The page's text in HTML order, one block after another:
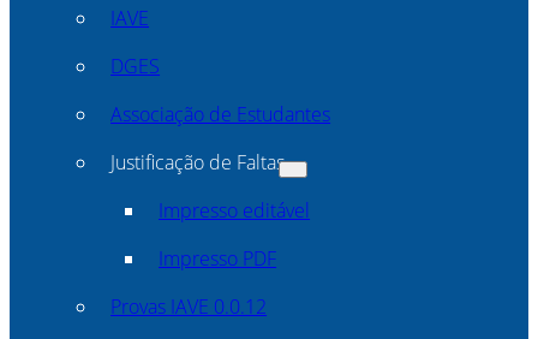
IAVE
DGES
Associação de Estudantes
Justificação de Faltas
Impresso editável
Impresso PDF
Provas IAVE 0.0.12